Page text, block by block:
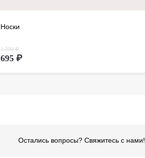
Носки
1 390 ₽
695 ₽
Остались вопросы? Свяжитесь с нами!